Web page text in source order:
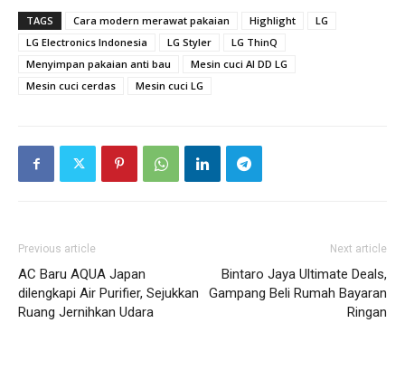
TAGS Cara modern merawat pakaian Highlight
LG
LG Electronics Indonesia
LG Styler
LG ThinQ
Menyimpan pakaian anti bau
Mesin cuci AI DD LG
Mesin cuci cerdas
Mesin cuci LG
Previous article
AC Baru AQUA Japan
dilengkapi Air Purifier, Sejukkan
Ruang Jernihkan Udara
Next article
Bintaro Jaya Ultimate Deals,
Gampang Beli Rumah Bayaran
Ringan